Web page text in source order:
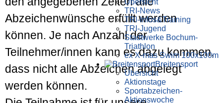
Übersicht
TRI-News
TRI-Infos&Training
TRI-Jugend
Stadtwerke Bochum-
Triathlon
ex X-mas Swim 100x100m
Breiten­sport
Übersicht
Aktionstage
Sportabzeichen-
Aktionswoche
Abzeichenwünsche erfüllt werden
können. Je nach Anzahl der
Teilnehmer/innen kann es dazu kommen,
dass nicht alle Abzeichen abgelegt
werden können.